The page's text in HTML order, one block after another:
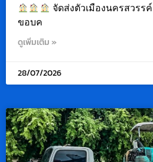
จัดส่งตัวเมืองนครสวรรค์
ขอบค
ดูเพิ่มเติม »
28/07/2026